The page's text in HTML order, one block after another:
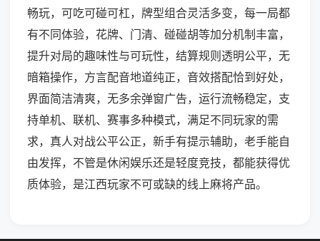
畅玩，可吃可碰可杠，牌型组合灵活多变，每一局都
有不同体验，花牌、门清、碰碰胡等加分机制丰富，
提升对局的趣味性与可玩性，结算规则透明公平，无
暗箱操作，方言配音地道纯正，音效搭配恰到好处，
界面简洁清爽，无多余弹窗广告，运行流畅稳定，支
持单机、联机、赛事多种模式，满足不同玩家的需
求，真人对战公平公正，新手有提示辅助，老手能自
由发挥，不管是休闲娱乐还是轻度竞技，都能获得优
质体验，是江西玩家不可或缺的线上麻将产品。